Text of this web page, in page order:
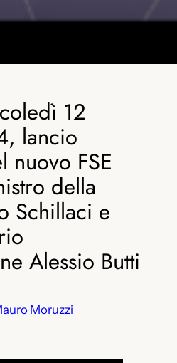
12
lancio
nuovo FSE
della
Schillaci e
Alessio Butti
Moruzzi